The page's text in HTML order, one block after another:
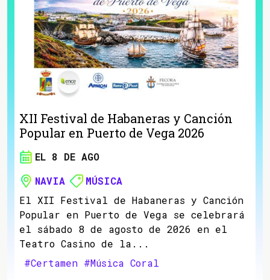
XII Festival de Habaneras y Canción
Popular en Puerto de Vega 2026
EL 8 DE AGO
NAVIA
MÚSICA
El XII Festival de Habaneras y Canción
Popular en Puerto de Vega se celebrará
el sábado 8 de agosto de 2026 en el
Teatro Casino de la...
#Certamen #Música Coral